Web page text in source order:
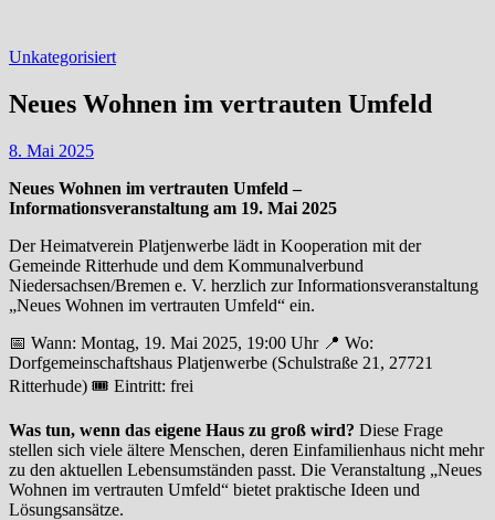
Unkategorisiert
Neues Wohnen im vertrauten Umfeld
8. Mai 2025
Neues Wohnen im vertrauten Umfeld –
Informationsveranstaltung am 19. Mai 2025
Der Heimatverein Platjenwerbe lädt in Kooperation mit der
Gemeinde Ritterhude und dem Kommunalverbund
Niedersachsen/Bremen e. V. herzlich zur Informationsveranstaltung
„Neues Wohnen im vertrauten Umfeld“ ein.
📅 Wann: Montag, 19. Mai 2025, 19:00 Uhr 📍 Wo:
Dorfgemeinschaftshaus Platjenwerbe (Schulstraße 21, 27721
Ritterhude) 🎟️ Eintritt: frei
Was tun, wenn das eigene Haus zu groß wird? Diese Frage
stellen sich viele ältere Menschen, deren Einfamilienhaus nicht mehr
zu den aktuellen Lebensumständen passt. Die Veranstaltung „Neues
Wohnen im vertrauten Umfeld“ bietet praktische Ideen und
Lösungsansätze.